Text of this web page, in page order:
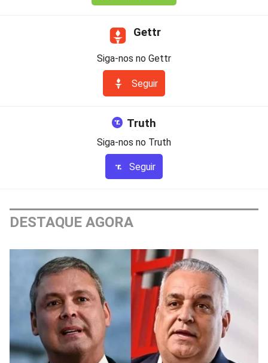
Gettr
Siga-nos no Gettr
Seguir
Truth
Siga-nos no Truth
Seguir
DESTAQUE AGORA